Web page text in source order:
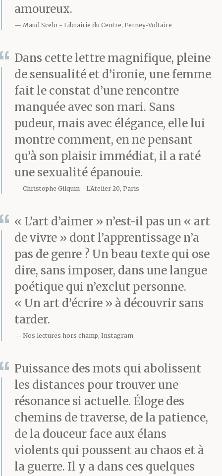
soir ultime. Je me suis
assise à ton bureau le
plus naturellement du
monde.
Tu es là tout près. Je ne
te vois pas. J’entends
ton corps frissonner ; tu
trembles et je suppose
que chaque seconde est
un enfer. Pourtant, ta
peau et tes viscères ont
tant cherché le plaisir,
la jouissance, que
j’arrive à peine à
t’imaginer souffrant,
comme si ce trou à ton
ventre était encore une
volupté imaginée par
toi, une expérience de
plus pour atteindre ce
que tu crois être le
bonheur. Il te faut
amoureux.
Maud Scelo Librairie du Centre, Ferney-Voltaire
Dans cette lettre magnifique, pleine
de sensualité et d’ironie, une femme
fait le constat d’une rencontre
manquée avec son mari. Sans
pudeur, mais avec élégance, elle lui
montre comment, en ne pensant
qu’à son plaisir immédiat, il a raté
une sexualité épanouie.
Christophe Gilquin L'Atelier 20, Paris
« L’art d’aimer » n’est-il pas un « art
de vivre » dont l’apprentissage n’a
pas de genre ? Un beau texte qui ose
dire, sans imposer, dans une langue
poétique qui n’exclut personne.
« Un art d’écrire » à découvrir sans
tarder.
Nos lectures hors champ, Instagram
Puissance des mots qui abolissent
les distances pour trouver une
résonance si actuelle. Éloge des
chemins de traverse, de la patience,
de la douceur face aux élans
violents qui poussent au chaos et à
la guerre. Il y a dans ces quelques